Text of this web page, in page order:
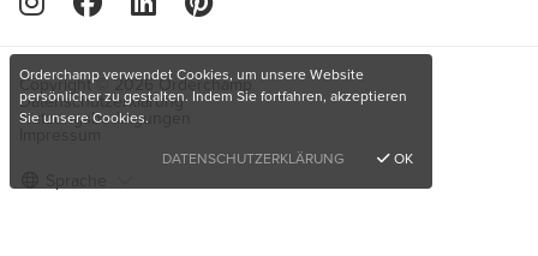
Copyright © 2026 Orderchamp
Datenschutzerklärung
Nutzungsbedingungen
Orderchamp verwendet Cookies, um unsere Website
persönlicher zu gestalten. Indem Sie fortfahren, akzeptieren
Sie unsere Cookies.
DATENSCHUTZERKLÄRUNG
OK